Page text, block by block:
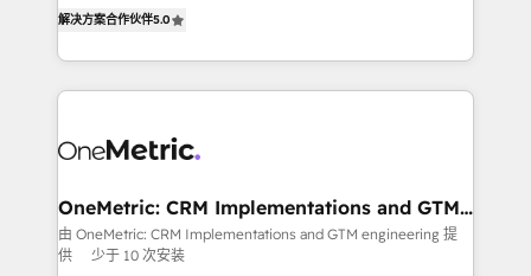
données unifiées, des processus alignés. Ensuite
l'augmentation : l'IA là où elle crée de la valeur. Et
surtout : l'humain qui reste au centre. Parce que la
Stand Out.
system environments and global SaaS or
manufacturing teams. Trusted by leading enterprises
and fast growing scale ups including Sony, Rapyd,
Design Automation and Uptive. 📊 RevOps & data
integrations 🤖 AI workflows & enrichment 📘 Team
enablement & company-wide adoption We create
HubSpot environments that teams use with
解决方案合作伙伴5.0
OneMetric: CRM Implementations and GTM
engineering
由 OneMetric: CRM Implementations and GTM engineering 提
供
少于 10 次安装